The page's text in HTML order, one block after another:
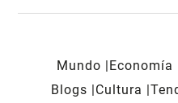
Mundo Economía
Blogs
Cultura